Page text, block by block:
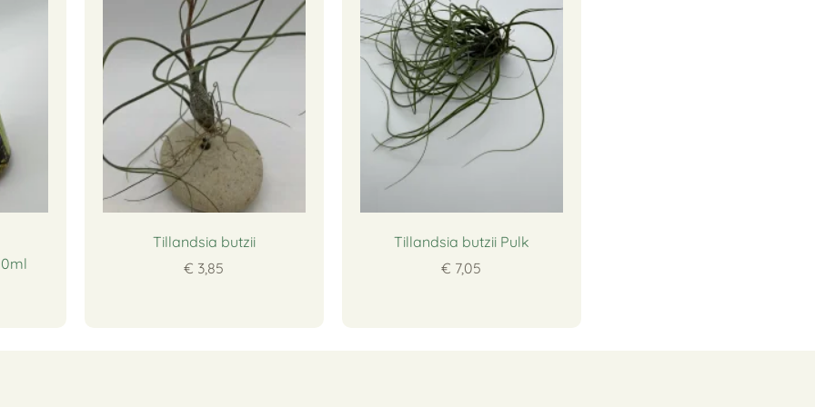
Tillandsia butzii
€ 3,85
Tillandsia butzii Pulk
€ 7,05